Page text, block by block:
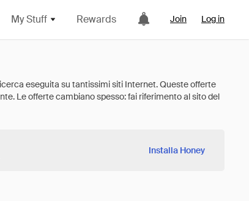
My Stuff Rewards Join Log in
Installa Honey